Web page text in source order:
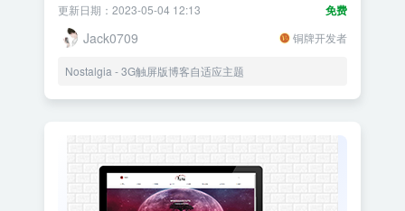
免费
更新日期：2023-05-04 12:13
Jack0709 铜牌开发者
Nostalgia - 3G触屏版博客自适应主题